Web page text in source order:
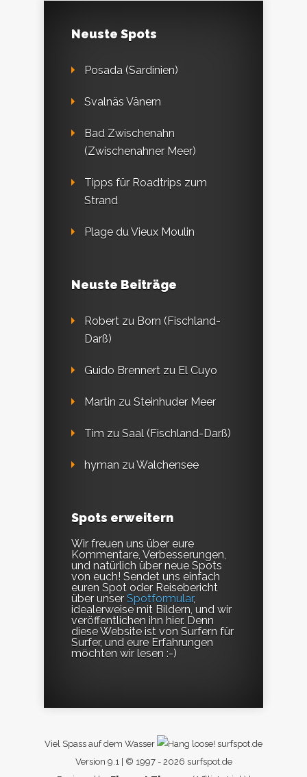
Neuste Spots
Posada (Sardinien)
Svalnäs Vänern
Bad Zwischenahn
(Zwischenahner Meer)
Tipps für Roadtrips zum
Strand
Plage du Vieux Moulin
Neuste Beiträge
Robert zu Born (Fischland-
Darß)
Guido Brennert zu El Cuyo
Martin zu Steinhuder Meer
Tim zu Saal (Fischland-Darß)
hyman zuWalchensee
Spots erweitern
Wir freuen uns über eure
Kommentare, Verbesserungen,
und natürlich über neue Spots
von euch! Sendet uns einfach
euren Spot oder Reisebericht
über unser Spotformular,
idealerweise mit Bildern, und wir
veröffentlichen ihn hier. Denn
diese Website ist von Surfern für
Surfer, und eure Erfahrungen
möchten wir lesen :-)
Viel Spass auf dem Wasser
surfspot.de
Version 9.1 | © 1997 - 2026 surfspot.de